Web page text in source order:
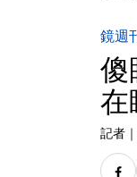
鏡週
在
記者 ｜